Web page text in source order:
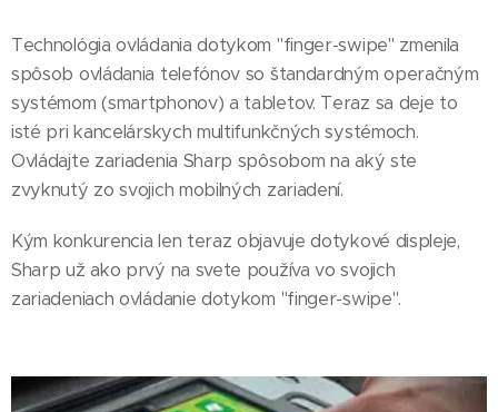
Technológia ovládania dotykom "finger-swipe" zmenila
spôsob ovládania telefónov so štandardným operačným
systémom (smartphonov) a tabletov. Teraz sa deje to
isté pri kancelárskych multifunkčných systémoch.
Ovládajte zariadenia Sharp spôsobom na aký ste
zvyknutý zo svojich mobilných zariadení.
Kým konkurencia len teraz objavuje dotykové displeje,
Sharp už ako prvý na svete používa vo svojich
zariadeniach ovládanie dotykom "finger-swipe".